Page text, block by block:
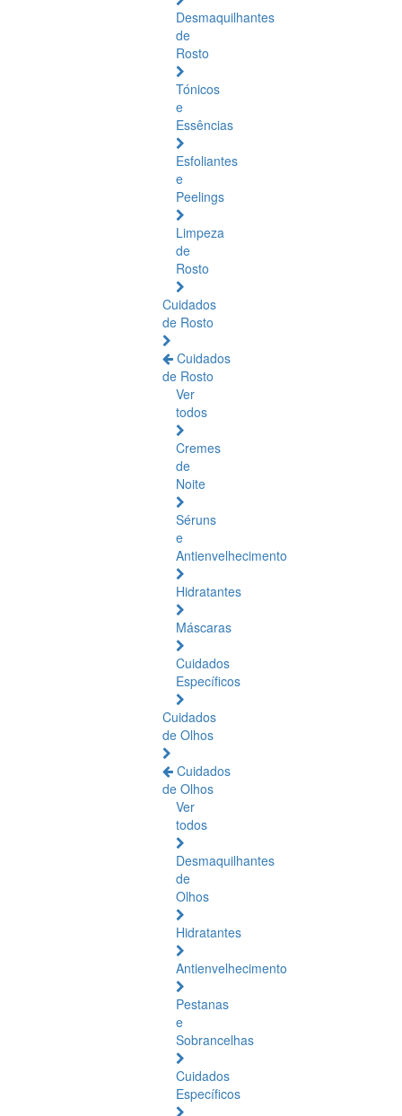
Desmaquilhantes
de
Rosto
Tónicos
e
Essências
Esfoliantes
e
Peelings
Limpeza
de
Rosto
Cuidados
de Rosto
Cuidados
de Rosto
Ver
todos
Cremes
de
Noite
Séruns
e
Antienvelhecimento
Hidratantes
Máscaras
Cuidados
Específicos
Cuidados
de Olhos
Cuidados
de Olhos
Ver
todos
Desmaquilhantes
de
Olhos
Hidratantes
Antienvelhecimento
Pestanas
e
Sobrancelhas
Cuidados
Específicos